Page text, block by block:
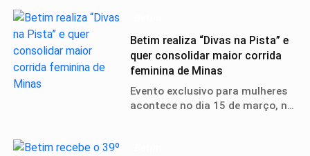
Ginásio Poliesportivo Divino
Braga, o evento reuniu mutirão
de castração de cães e gatos,
feira de adoç
Betim realiza “Divas na Pista” e
quer consolidar maior corrida
feminina de Minas
Evento exclusivo para mulheres
acontece no dia 15 de março, na